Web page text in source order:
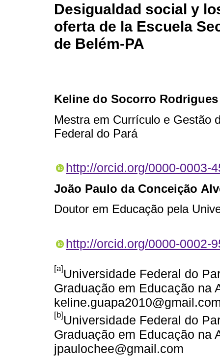
Desigualdad social y
oferta de la Escuela
de Belém-PA
Keline do Socorro
Mestra em Currículo e Gestão
Federal do Pará
http://orcid.org/0000-0003-
João Paulo da Conceição
Doutor em Educação pela
http://orcid.org/0000-0002-
[a]Universidade Federal do
Graduação em Educação na
[b]Universidade Federal do
Graduação em Educação na
jpaulochee@gmail.com